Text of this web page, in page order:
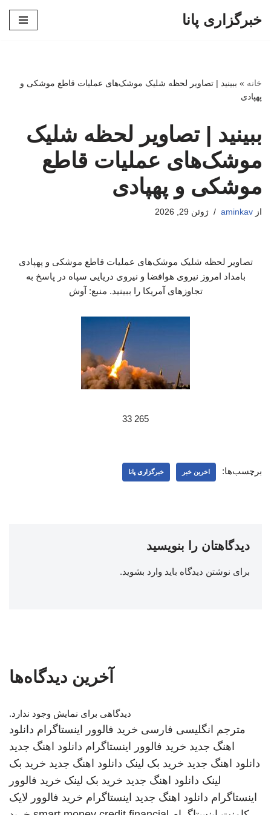
خبرگزاری پانا
خانه » ببینید | تصاویر لحظه شلیک موشک‌های عملیات قاطع موشکی و
پهپادی
ببینید | تصاویر لحظه شلیک
موشک‌های عملیات قاطع
موشکی و پهپادی
از aminkav ژوئن 29, 2026
تصاویر لحظه شلیک موشک‌های عملیات قاطع موشکی و پهپادی
بامداد امروز نیروی هوافضا و نیروی دریایی سپاه در پاسخ به
تجاوزهای آمریکا را ببینید. منبع: آوش
265 33
برچسب‌ها: اخرین خبر خبرگزاری پانا
دیدگاهتان را بنویسید
برای نوشتن دیدگاه باید وارد بشوید.
آخرین دیدگاه‌ها
دیدگاهی برای نمایش وجود ندارد.
مترجم انگلیسی فارسی خرید فالوور اینستاگرام دانلود
اهنگ جدید خرید فالوور اینستاگرام دانلود اهنگ جدید
دانلود اهنگ جدید خرید بک لینک دانلود اهنگ جدید خرید بک
لینک دانلود اهنگ جدید خرید بک لینک خرید فالوور
اینستاگرام دانلود اهنگ جدید اینستاگرام خرید فالوور لایک